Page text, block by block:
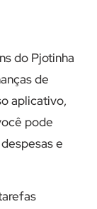
do Pjotinha
de
aplicativo,
pode
e